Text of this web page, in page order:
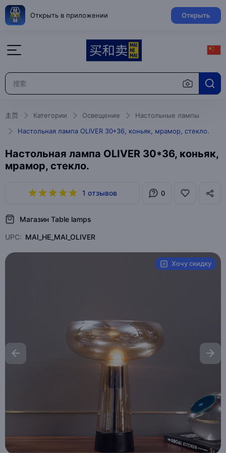
Открыть в приложении Открыть
主页 Категории Освещение
Настольные лампы
Настольная лампа OLIVER 30*36, коньяк, мрамор, стекло.
Настольная лампа OLIVER 30*36, коньяк,
мрамор, стекло.
1 отзывов 0
Магазин Table lamps
UPC: MAI_HE_MAI_OLIVER
Хочу скидку